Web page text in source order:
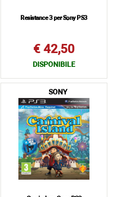
Resistance 3 per Sony PS3
€ 42,50
DISPONIBILE
SONY